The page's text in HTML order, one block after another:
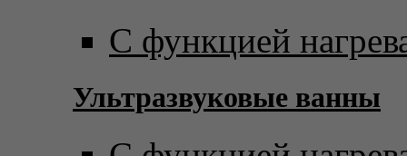
С функцией
Ультразвуковые ванны